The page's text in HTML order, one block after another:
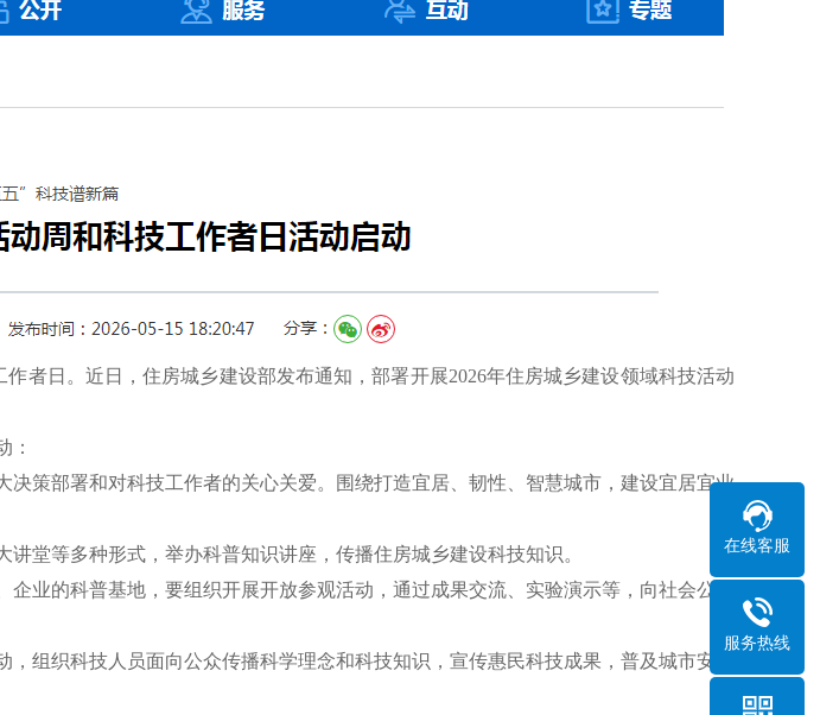
者日。近日，住房城乡建设部发布通知，部署开展2026年住房城乡建设领域科技活动
：
策部署和对科技工作者的关心关爱。围绕打造宜居、韧性、智慧城市，建设宜居宜业
堂等多种形式，举办科普知识讲座，传播住房城乡建设科技知识。
业的科普基地，要组织开展开放参观活动，通过成果交流、实验演示等，向社会公众
组织科技人员面向公众传播科学理念和科技知识，宣传惠民科技成果，普及城市安全
在线客服
服务热线